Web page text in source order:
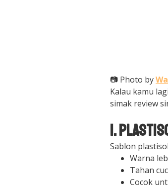
📷 Photo by
Kalau kamu
simak review
1.
Sablon
Warna
Tahan
Cocok